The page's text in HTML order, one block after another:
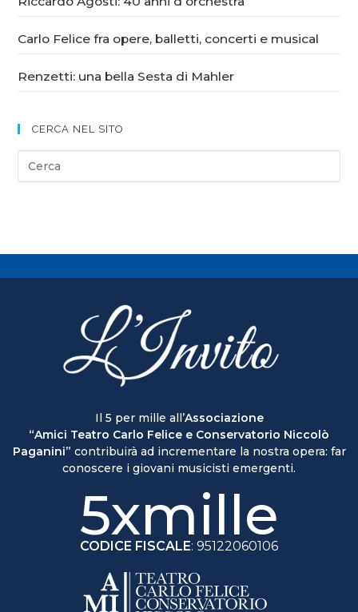
Carlo Felice fra opere, balletti, concerti e musical
Renzetti: una bella Sesta di Mahler
CERCA NEL SITO
Il 5 per mille all’Associazione
“Amici Teatro Carlo Felice e Conservatorio Niccolò
Paganini” contribuirà ad incrementare la nostra opera: far
conoscere i giovani musicisti emergenti.
5xmille
CODICE FISCALE: 95122060106